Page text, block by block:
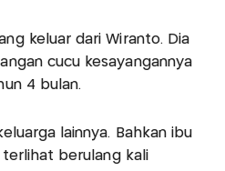
keluar dari Wiranto. Dia
cucu kesayangannya
4 bulan.
lainnya. Bahkan ibu
terlihat berulang kali